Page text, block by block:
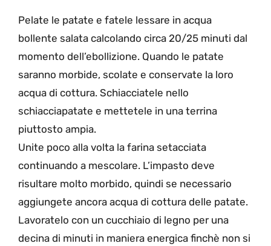
Pelate le patate e fatele lessare in acqua
bollente salata calcolando circa 20/25 minuti dal
momento dell’ebollizione. Quando le patate
saranno morbide, scolate e conservate la loro
acqua di cottura. Schiacciatele nello
schiacciapatate e mettetele in una terrina
piuttosto ampia.
Unite poco alla volta la farina setacciata
continuando a mescolare. L’impasto deve
risultare molto morbido, quindi se necessario
aggiungete ancora acqua di cottura delle patate.
Lavoratelo con un cucchiaio di legno per una
decina di minuti in maniera energica finchè non si